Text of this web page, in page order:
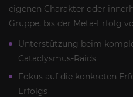
eigenen Charakter oder
Gruppe, bis der Meta-Erfolg
Unterstützung beim
Cataclysmus-Raids
Fokus auf die konkreten
Erfolgs